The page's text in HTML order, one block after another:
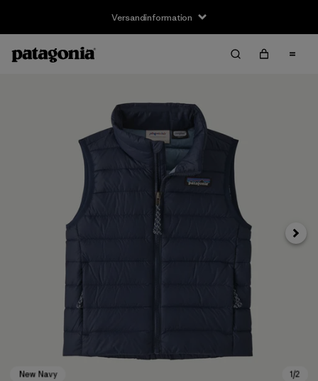
Versandinformation